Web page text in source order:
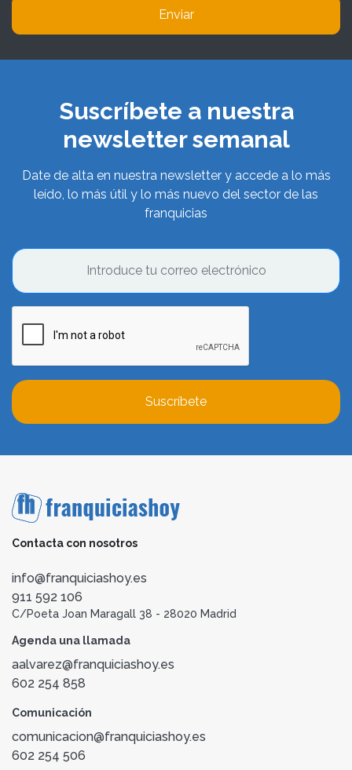
Enviar
Suscríbete a nuestra
newsletter semanal
Date de alta en nuestra newsletter y accede a lo más
leído, lo más útil y lo más nuevo del sector de las
franquicias
Suscríbete
Contacta con nosotros
info@franquiciashoy.es
911 592 106
C/Poeta Joan Maragall 38 - 28020 Madrid
Agenda una llamada
aalvarez@franquiciashoy.es
602 254 858
Comunicación
comunicacion@franquiciashoy.es
602 254 506